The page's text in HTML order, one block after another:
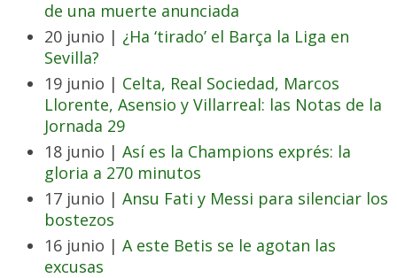
de una muerte anunciada
20 junio | ¿Ha ‘tirado’ el Barça la Liga en
Sevilla?
19 junio | Celta, Real Sociedad, Marcos
Llorente, Asensio y Villarreal: las Notas de la
Jornada 29
18 junio | Así es la Champions exprés: la
gloria a 270 minutos
17 junio | Ansu Fati y Messi para silenciar los
bostezos
16 junio | A este Betis se le agotan las
excusas